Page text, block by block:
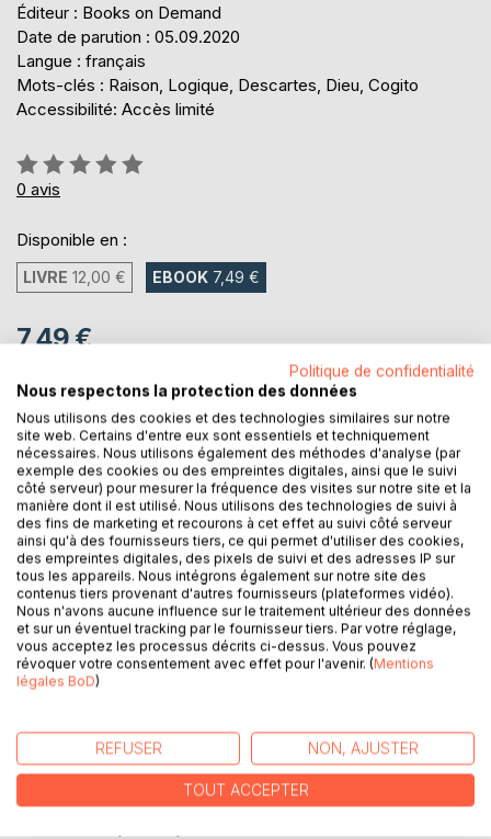
Éditeur : Books on Demand
Date de parution : 05.09.2020
Langue : français
Mots-clés : Raison, Logique, Descartes, Dieu, Cogito
Accessibilité: Accès limité
Évaluation:
0%
0 avis
Disponible en :
LIVRE 12,00 € EBOOK 7,49 €
7,49 €
Téléchargement disponible dès maintenant
AJOUTER AU PANIER
Ajouter à ma liste d'envies
Laisser un avis
Qui commence de penser est aussitôt assailli par la
question du commencement. Et plus il s'acharne à
Politique de confidentialité
Nous respectons la protection des données
Nous utilisons des cookies et des technologies similaires sur notre
site web. Certains d'entre eux sont essentiels et techniquement
nécessaires. Nous utilisons également des méthodes d'analyse (par
exemple des cookies ou des empreintes digitales, ainsi que le suivi
côté serveur) pour mesurer la fréquence des visites sur notre site et la
manière dont il est utilisé. Nous utilisons des technologies de suivi à
des fins de marketing et recourons à cet effet au suivi côté serveur
ainsi qu'à des fournisseurs tiers, ce qui permet d'utiliser des cookies,
des empreintes digitales, des pixels de suivi et des adresses IP sur
tous les appareils. Nous intégrons également sur notre site des
contenus tiers provenant d'autres fournisseurs (plateformes vidéo).
Nous n'avons aucune influence sur le traitement ultérieur des données
et sur un éventuel tracking par le fournisseur tiers. Par votre réglage,
vous acceptez les processus décrits ci-dessus. Vous pouvez
révoquer votre consentement avec effet pour l'avenir. (Mentions
légales BoD)
REFUSER NON, AJUSTER
TOUT ACCEPTER